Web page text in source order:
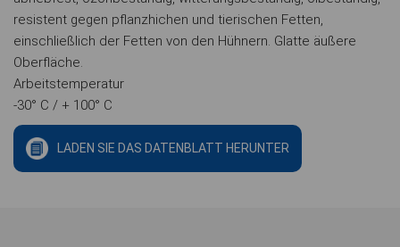
resistent gegen pflanzhichen und tierischen Fetten,
einschließlich der Fetten von den Hühnern. Glatte äußere
Oberfläche.
Arbeitstemperatur
-30° C / + 100° C
LADEN SIE DAS DATENBLATT HERUNTER